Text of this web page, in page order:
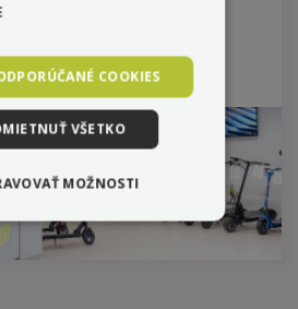
COOKIES
VŠETKO
MOŽNOSTI